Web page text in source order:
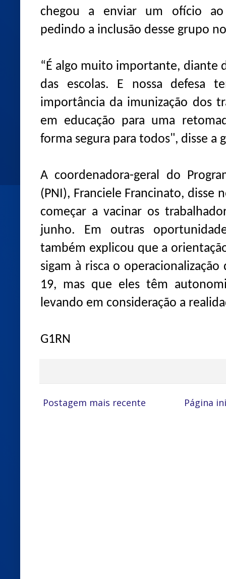
chegou a enviar um ofício ao
pedindo a inclusão desse grupo
“É algo muito importante, diante
das escolas. E nossa defesa
importância da imunização dos
em educação para uma
forma segura para todos", disse a
A coordenadora-geral do
(PNI), Franciele Francinato, disse
começar a vacinar os
junho. Em outras
também explicou que a
sigam à risca o
19, mas que eles têm
levando em consideração a
G1RN
Postagem mais recente Página